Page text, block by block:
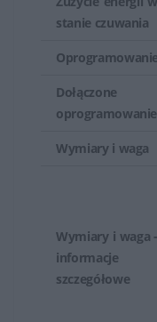
stanie czuwania
Dołączone
oprogramowanie
Wymiary i waga
Wymiary i waga -
informacje
szczegółowe